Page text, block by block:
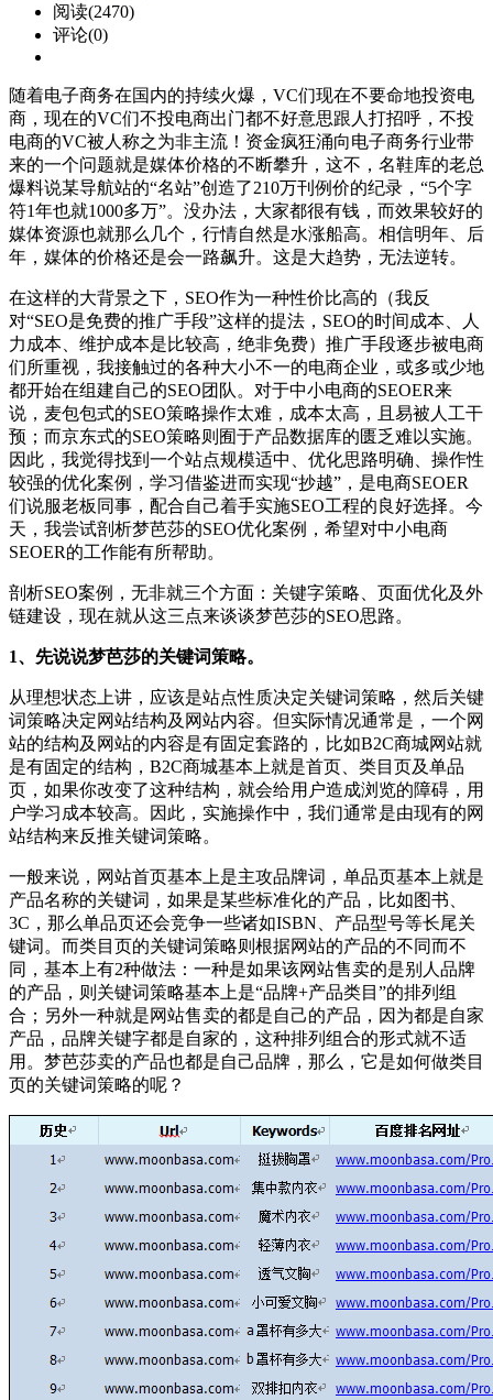
阅读(2470)
评论(0)
随着电子商务在国内的持续火爆，VC们现在不要命地投资电
商，现在的VC们不投电商出门都不好意思跟人打招呼，不投
电商的VC被人称之为非主流！资金疯狂涌向电子商务行业带
来的一个问题就是媒体价格的不断攀升，这不，名鞋库的老总
爆料说某导航站的“名站”创造了210万刊例价的纪录，“5个字
符1年也就1000多万”。没办法，大家都很有钱，而效果较好的
媒体资源也就那么几个，行情自然是水涨船高。相信明年、后
年，媒体的价格还是会一路飙升。这是大趋势，无法逆转。
在这样的大背景之下，SEO作为一种性价比高的（我反
对“SEO是免费的推广手段”这样的提法，SEO的时间成本、人
力成本、维护成本是比较高，绝非免费）推广手段逐步被电商
们所重视，我接触过的各种大小不一的电商企业，或多或少地
都开始在组建自己的SEO团队。对于中小电商的SEOER来
说，麦包包式的SEO策略操作太难，成本太高，且易被人工干
预；而京东式的SEO策略则囿于产品数据库的匮乏难以实施。
因此，我觉得找到一个站点规模适中、优化思路明确、操作性
较强的优化案例，学习借鉴进而实现“抄越”，是电商SEOER
们说服老板同事，配合自己着手实施SEO工程的良好选择。今
天，我尝试剖析梦芭莎的SEO优化案例，希望对中小电商
SEOER的工作能有所帮助。
剖析SEO案例，无非就三个方面：关键字策略、页面优化及外
链建设，现在就从这三点来谈谈梦芭莎的SEO思路。
1、先说说梦芭莎的关键词策略。
从理想状态上讲，应该是站点性质决定关键词策略，然后关键
词策略决定网站结构及网站内容。但实际情况通常是，一个网
站的结构及网站的内容是有固定套路的，比如B2C商城网站就
是有固定的结构，B2C商城基本上就是首页、类目页及单品
页，如果你改变了这种结构，就会给用户造成浏览的障碍，用
户学习成本较高。因此，实施操作中，我们通常是由现有的网
站结构来反推关键词策略。
一般来说，网站首页基本上是主攻品牌词，单品页基本上就是
产品名称的关键词，如果是某些标准化的产品，比如图书、
3C，那么单品页还会竞争一些诸如ISBN、产品型号等长尾关
键词。而类目页的关键词策略则根据网站的产品的不同而不
同，基本上有2种做法：一种是如果该网站售卖的是别人品牌
的产品，则关键词策略基本上是“品牌+产品类目”的排列组
合；另外一种就是网站售卖的都是自己的产品，因为都是自家
产品，品牌关键字都是自家的，这种排列组合的形式就不适
用。梦芭莎卖的产品也都是自己品牌，那么，它是如何做类目
页的关键词策略的呢？